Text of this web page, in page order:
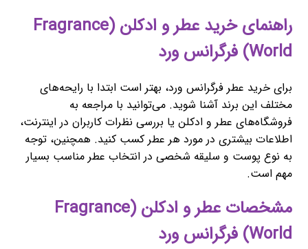
راهنمای خرید عطر و ادکلن (Fragrance
World) فرگرانس ورد
برای خرید عطر فرگرانس ورد، بهتر است ابتدا با رایحه‌های
مختلف این برند آشنا شوید. می‌توانید با مراجعه به
فروشگاه‌های عطر و ادکلن یا بررسی نظرات کاربران در اینترنت،
اطلاعات بیشتری در مورد هر عطر کسب کنید. همچنین، توجه
به نوع پوست و سلیقه شخصی در انتخاب عطر مناسب بسیار
مهم است.
مشخصات عطر و ادکلن (Fragrance
World) فرگرانس ورد